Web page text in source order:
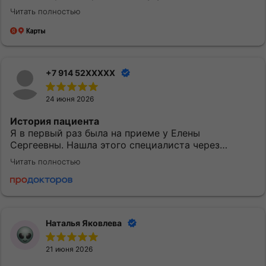
качественно и вовремя. Однозначно придем еще.
Читать полностью
+7 914 52XXXXX
24 июня 2026
История пациента
Я в первый раз была на приеме у Елены
Сергеевны. Нашла этого специалиста через
приложение МедТочка. При выборе обратила
внимание на ее профессионализм. Перед
исследованием были предоставлены одноразовые
Могу сказать, что после посещения доктора
Субочевой Е.С. у меня остались хорошие
впечатления. Врач показалась доброжелательной.
Читать полностью
Наталья Яковлева
21 июня 2026